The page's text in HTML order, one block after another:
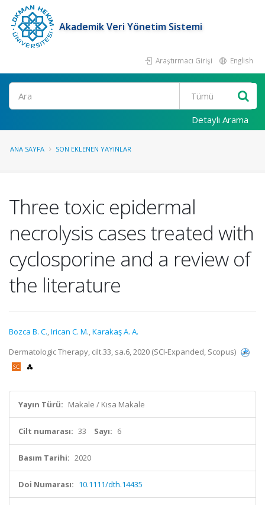
Akademik Veri Yönetim Sistemi
Araştırmacı Girişi English
Ara
Detaylı Arama
ANA SAYFA SON EKLENEN YAYINLAR
Three toxic epidermal
necrolysis cases treated with
cyclosporine and a review of
the literature
Bozca B. C.,Irican C. M.,Karakaş A. A.
Dermatologic Therapy, cilt.33, sa.6, 2020 (SCI-Expanded, Scopus)
Yayın Türü: Makale / Kısa Makale
Cilt numarası: 33 Sayı: 6
Basım Tarihi: 2020
Doi Numarası: 10.1111/dth.14435